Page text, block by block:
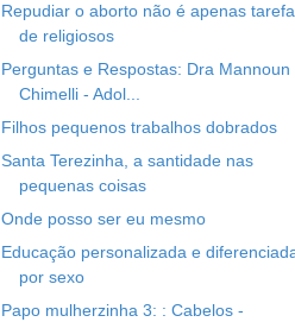
Repudiar o aborto não é apenas tarefa
de religiosos
Perguntas e Respostas: Dra Mannoun
Chimelli - Adol...
Filhos pequenos trabalhos dobrados
Santa Terezinha, a santidade nas
pequenas coisas
Onde posso ser eu mesmo
Educação personalizada e
por sexo
Papo mulherzinha 3: : Cabelos -